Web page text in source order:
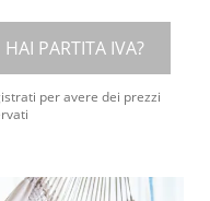
HAI PARTITA IVA?
per avere dei prezzi